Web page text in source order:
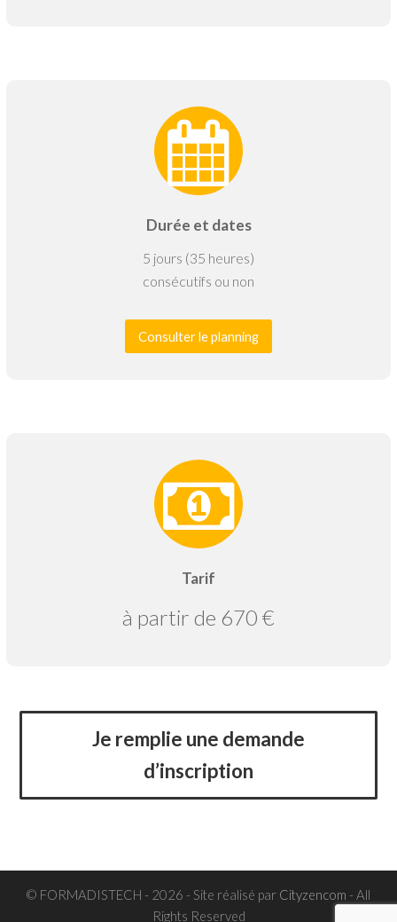
Durée et dates
5 jours (35 heures)
consécutifs ou non
Consulter le planning
Tarif
à partir de 670 €
Je remplie une demande
d’inscription
© FORMADISTECH - 2026 - Site réalisé par Cityzencom - All
Rights Reserved